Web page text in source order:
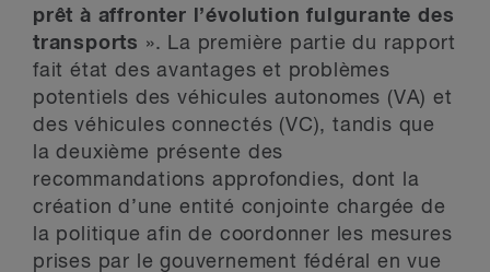
prêt à affronter l’évolution fulgurante des
transports ». La première partie du rapport
fait état des avantages et problèmes
potentiels des véhicules autonomes (VA) et
des véhicules connectés (VC), tandis que
la deuxième présente des
recommandations approfondies, dont la
création d’une entité conjointe chargée de
la politique afin de coordonner les mesures
prises par le gouvernement fédéral en vue